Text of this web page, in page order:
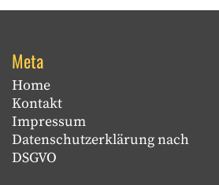
Meta
Home
Kontakt
Impressum
Datenschutzerklärung nach
DSGVO